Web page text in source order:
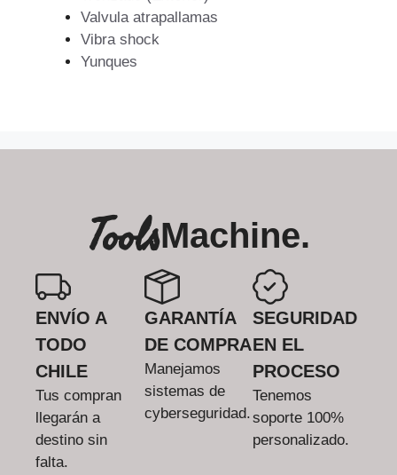
Valvula atrapallamas
Vibra shock
Yunques
ToolsMachine.
ENVÍO A
TODO
CHILE
Tus compran
llegarán a
destino sin
falta.
GARANTÍA
DE COMPRA
Manejamos
sistemas de
cyberseguridad.
SEGURIDAD
EN EL
PROCESO
Tenemos
soporte 100%
personalizado.